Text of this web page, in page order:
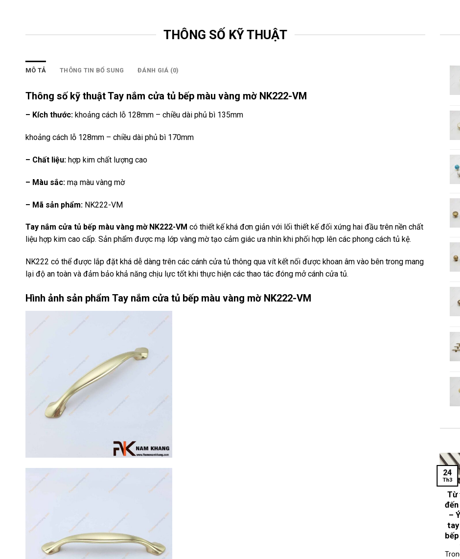
THÔNG SỐ KỸ THUẬT
MÔ TẢ THÔNG TIN BỔ SUNG ĐÁNH GIÁ (0)
Thông số kỹ thuật Tay nắm cửa tủ bếp màu vàng mờ NK222-VM
– Kích thước: khoảng cách lỗ 128mm – chiều dài phủ bì 135mm
khoảng cách lỗ 128mm – chiều dài phủ bì 170mm
– Chất liệu: hợp kim chất lượng cao
– Màu sắc: mạ màu vàng mờ
– Mã sản phẩm: NK222-VM
Tay nắm cửa tủ bếp màu vàng mờ NK222-VM có thiết kế khá đơn giản với lối thiết kế đối xứng hai đầu trên nền chất
liệu hợp kim cao cấp. Sản phẩm được mạ lớp vàng mờ tạo cảm giác ưa nhìn khi phối hợp lên các phong cách tủ kệ.
NK222 có thể được lắp đặt khá dễ dàng trên các cánh cửa tủ thông qua vít kết nối được khoan âm vào bên trong mang
lại độ an toàn và đảm bảo khả năng chịu lực tốt khi thực hiện các thao tác đóng mở cánh cửa tủ.
Hình ảnh sản phẩm Tay nắm cửa tủ bếp màu vàng mờ NK222-VM
Từ
–
24
Th3
17